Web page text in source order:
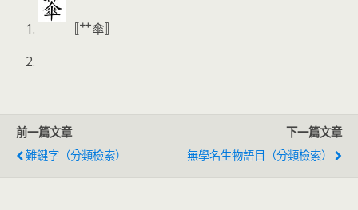
〚⺿傘〛
前一篇文章
難鍵字（分類檢索）
下一篇文章
無學名生物語目（分類檢索）